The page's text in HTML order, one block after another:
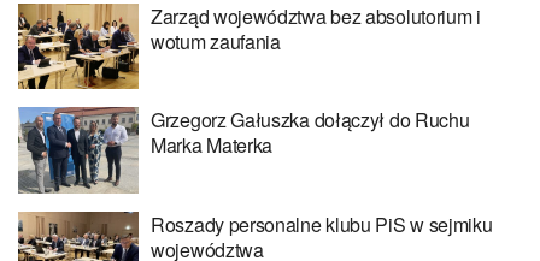
Zarząd województwa bez absolutorium i
wotum zaufania
Grzegorz Gałuszka dołączył do Ruchu
Marka Materka
Roszady personalne klubu PiS w sejmiku
województwa